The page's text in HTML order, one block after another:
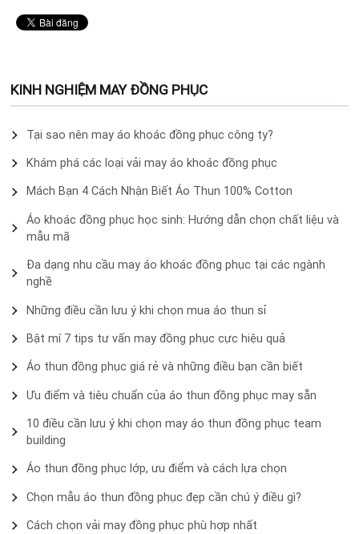
KINH NGHIỆM MAY ĐỒNG PHỤC
Tại sao nên may áo khoác đồng phục công ty?
Khám phá các loại vải may áo khoác đồng phục
Mách Bạn 4 Cách Nhận Biết Áo Thun 100% Cotton
Áo khoác đồng phục học sinh: Hướng dẫn chọn chất liệu và
mẫu mã
Đa dạng nhu cầu may áo khoác đồng phục tại các ngành
nghề
Những điều cần lưu ý khi chọn mua áo thun sỉ
Bật mí 7 tips tư vấn may đồng phục cực hiệu quả
Áo thun đồng phục giá rẻ và những điều bạn cần biết
Ưu điểm và tiêu chuẩn của áo thun đồng phục may sẵn
10 điều cần lưu ý khi chọn may áo thun đồng phục team
building
Áo thun đồng phục lớp, ưu điểm và cách lựa chọn
Chọn mẫu áo thun đồng phục đẹp cần chú ý điều gì?
Cách chọn vải may đồng phục phù hợp nhất